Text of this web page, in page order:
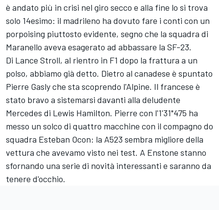
è andato più in crisi nel giro secco e alla fine lo si trova
solo 14esimo: il madrileno ha dovuto fare i conti con un
porpoising piuttosto evidente, segno che la squadra di
Maranello aveva esagerato ad abbassare la SF-23.
Di Lance Stroll, al rientro in F1 dopo la frattura a un
polso, abbiamo già detto. Dietro al canadese è spuntato
Pierre Gasly che sta scoprendo l'Alpine. Il francese è
stato bravo a sistemarsi davanti alla deludente
Mercedes di Lewis Hamilton. Pierre con l'1'31"475 ha
messo un solco di quattro macchine con il compagno do
squadra Esteban Ocon: la A523 sembra migliore della
vettura che avevamo visto nei test. A Enstone stanno
sfornando una serie di novità interessanti e saranno da
tenere d'occhio.